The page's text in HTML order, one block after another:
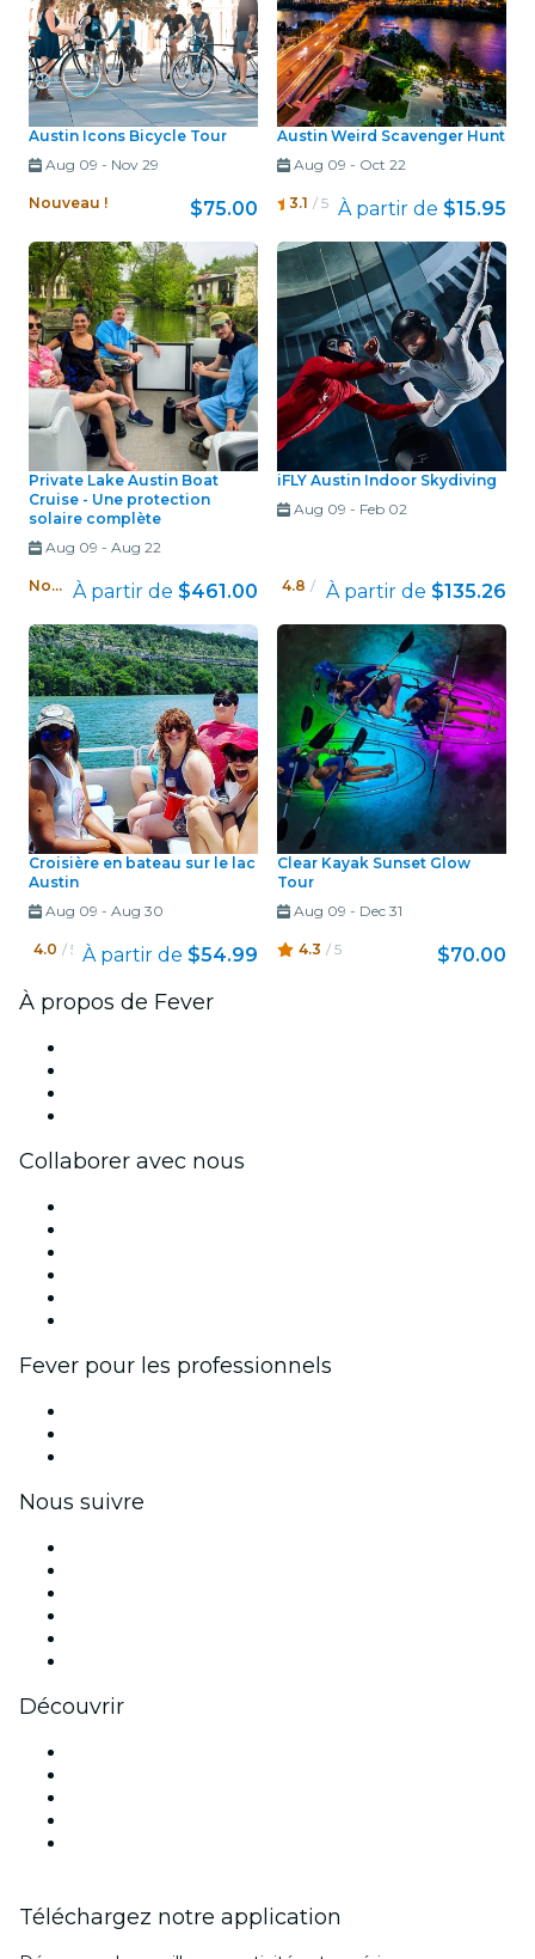
Austin Icons Bicycle Tour
Aug 09 - Nov 29
Nouveau ! $75.00
Austin Weird Scavenger Hunt
Aug 09 - Oct 22
3.1 / 5 À partir de $15.95
Private Lake Austin Boat
Cruise - Une protection
solaire complète
Aug 09 - Aug 22
Nouveau ! À partir de $461.00
iFLY Austin Indoor Skydiving
Aug 09 - Feb 02
4.8 / 5 À partir de $135.26
Croisière en bateau sur le lac
Austin
Aug 09 - Aug 30
4.0 / 5 À partir de $54.99
Clear Kayak Sunset Glow
Tour
Aug 09 - Dec 31
4.3 / 5 $70.00
À propos de Fever
Collaborer avec nous
Fever pour les professionnels
Nous suivre
Découvrir
Téléchargez notre application